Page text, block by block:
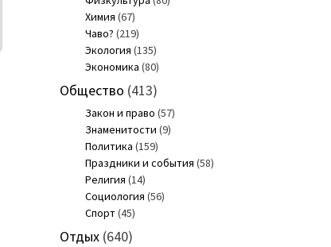
Химия (67)
Чаво? (219)
Экология (135)
Экономика (80)
Общество (413)
Закон и право (57)
Знаменитости (9)
Политика (159)
Праздники и события (58)
Религия (14)
Социология (56)
Спорт(45)
Отдых(640)